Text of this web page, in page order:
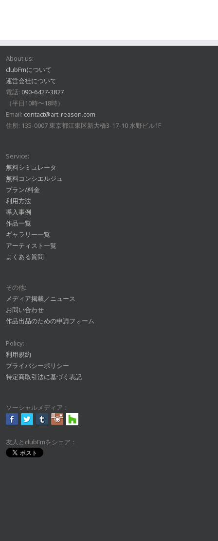
About us:
clubFmについて
運営会社について
電話: 090-6427-3827
（平日10時〜18時）
Email: contact@art-reason.com
住所: 135-0007 東京都江東区新大橋3-17-10 水野ビル1F
Service:
無料シミュレータ
無料コンシエルジュ
プラン/料金
利用方法
導入事例
作品一覧
ギャラリー一覧
アーティスト一覧
よくある質問
その他:
メディア掲載／ニュース
お問い合わせ
作品出品のための申請フォーム
Policy:
利用規約
プライバシーポリシー
特定商取引法に基づく表記
ソーシャルメディア：
友人とclubFmをシェア：